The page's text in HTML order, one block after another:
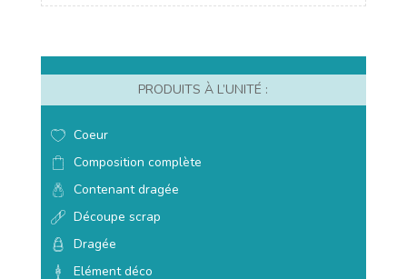
PRODUITS À L’UNITÉ :
Coeur
Composition complète
Contenant dragée
Découpe scrap
Dragée
Elément déco